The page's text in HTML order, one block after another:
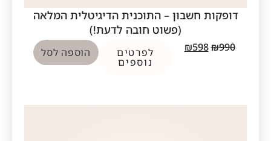
דופקות חשבון – התוכנית הדיגיטלית המלאה
(פשוט חובה לדעת!)
₪990
₪598 לפרטים
נוספים
הוספה לסל